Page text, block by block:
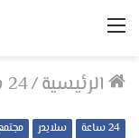
القائمة
الرئيسية/24 ساعة
24 ساعة سلايدر